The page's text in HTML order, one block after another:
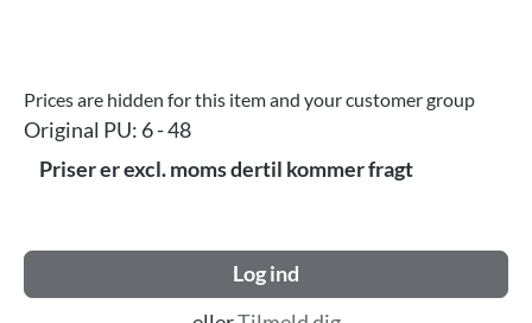
Prices are hidden for this item and your customer group
Original PU: 6 - 48
Priser er excl. moms dertil kommer fragt
Log ind